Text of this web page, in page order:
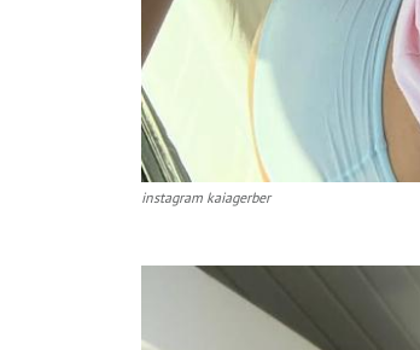
instagram kaiagerber